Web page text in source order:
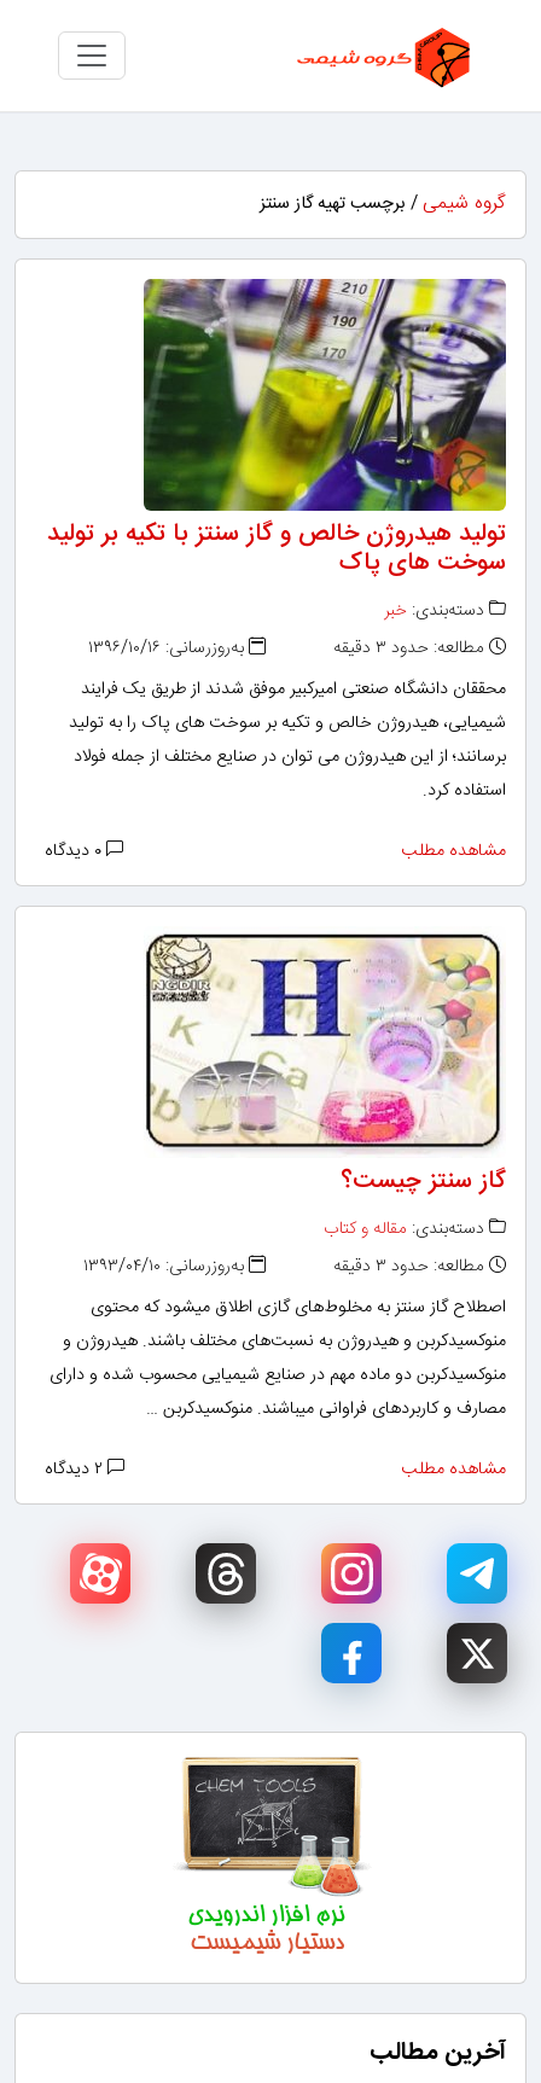
گروه شیمی / برچسب تهیه گاز سنتز
تولید هیدروژن خالص و گاز سنتز با تکیه بر تولید
سوخت های پاک
دسته‌بندی: خبر
مطالعه: حدود ۳ دقیقه
به‌روزرسانی: ۱۳۹۶/۱۰/۱۶
محققان دانشگاه صنعتی امیرکبیر موفق شدند از طریق یک فرایند
شیمیایی، هیدروژن خالص و تکیه بر سوخت های پاک را به تولید
برسانند؛ از این هیدروژن می توان در صنایع مختلف از جمله فولاد
استفاده کرد.
مشاهده مطلب
گاز سنتز چیست؟
دسته‌بندی: مقاله و کتاب
مطالعه: حدود ۳ دقیقه
به‌روزرسانی: ۱۳۹۳/۰۴/۱۰
اصطلاح گاز سنتز به مخلوط‌های گازی اطلاق می­شود که محتوی
منوکسیدکربن و هیدروژن به نسبت‌های مختلف باشند. هیدروژن و
منوکسیدکربن دو ماده مهم در صنایع شیمیایی محسوب شده و دارای
مصارف و کاربردهای فراوانی می­باشند. منوکسیدکربن …
مشاهده مطلب
آخرین مطالب